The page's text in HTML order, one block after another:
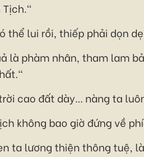
Tịch."
thể lui rồi, thiếp phải dọn
là phàm nhân, tham lam
cao đất dày... nàng ta
không bao giờ đứng về
ta lương thiện thông tuệ,